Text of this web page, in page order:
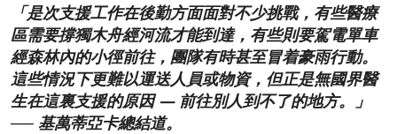
「是次支援工作在後勤方面面對不少挑戰，有些醫療
區需要撐獨木舟經河流才能到達，有些則要駕電單車
經森林內的小徑前往，團隊有時甚至冒着豪雨行動。
這些情況下更難以運送人員或物資，但正是無國界醫
生在這裏支援的原因 — 前往別人到不了的地方。」
── 基萬蒂亞卡總結道。